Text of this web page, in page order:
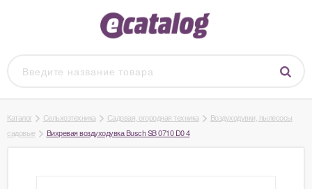
Каталог Сельхозтехника Садовая, огородная техника
Воздуходувки, пылесосы
садовые
Вихревая воздуходувка Busch SB 0710 D0 4